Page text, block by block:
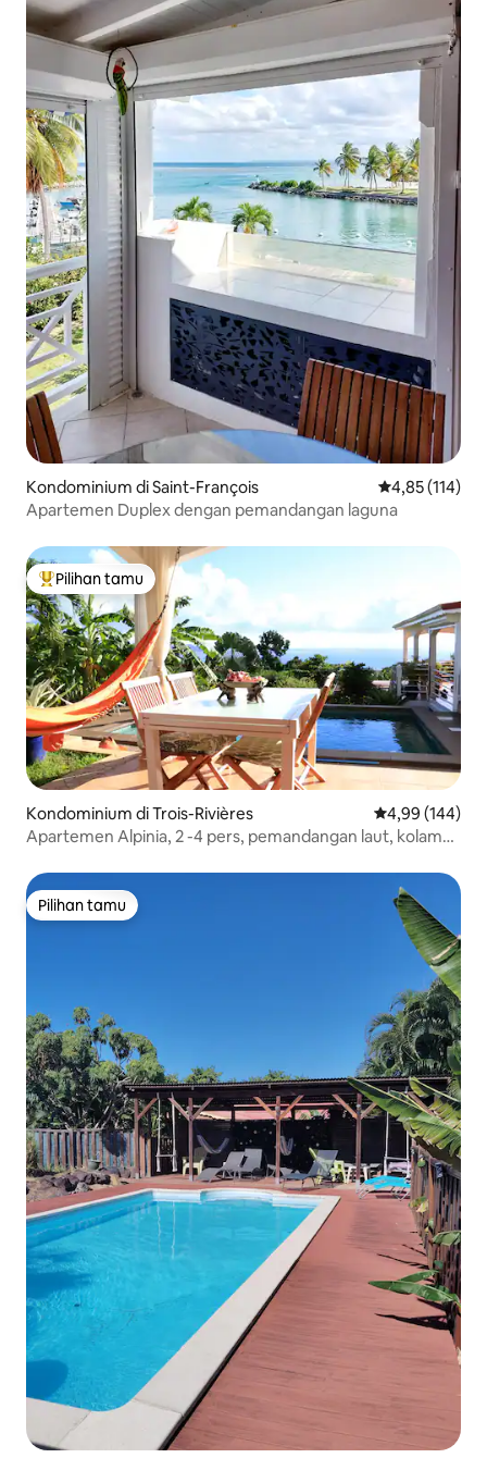
Kondominium di Saint-François Nilai rata-rata
4,85 (114)
Apartemen Duplex dengan pemandangan laguna
Pilihan tamu terpopuler
Pilihan tamu
Kondominium di Trois-Rivières Nilai rata-rata
4,99 (144)
Apartemen Alpinia, 2 -4 pers, pemandangan laut, kolam
Pilihan tamu
Pilihan tamu